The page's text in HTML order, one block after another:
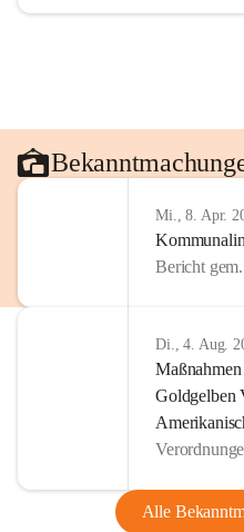
Mi., 8. Apr.
Bericht
Di., 4. Aug.
Goldgelben
Alle